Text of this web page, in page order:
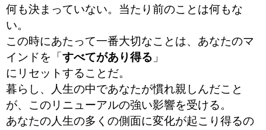
何も決まっていない。当たり前のことは何もな
い。
この時にあたって一番大切なことは、あなたのマ
インドを 「 すべてがあり得る 」
にリセットすることだ。
暮らし、人生の中であなたが慣れ親しんだこと
が、このリニューアルの強い影響を受ける。
あなたの人生の多くの側面に変化が起こり得るの